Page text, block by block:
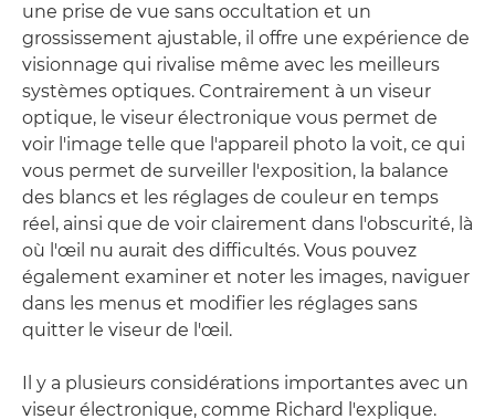
une prise de vue sans occultation et un
grossissement ajustable, il offre une expérience de
visionnage qui rivalise même avec les meilleurs
systèmes optiques. Contrairement à un viseur
optique, le viseur électronique vous permet de
voir l'image telle que l'appareil photo la voit, ce qui
vous permet de surveiller l'exposition, la balance
des blancs et les réglages de couleur en temps
réel, ainsi que de voir clairement dans l'obscurité, là
où l'œil nu aurait des difficultés. Vous pouvez
également examiner et noter les images, naviguer
dans les menus et modifier les réglages sans
quitter le viseur de l'œil.
Il y a plusieurs considérations importantes avec un
viseur électronique, comme Richard l'explique.